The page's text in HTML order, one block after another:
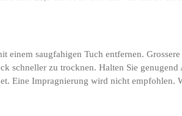
einem saugfahigen Tuch entfernen.
schneller zu trocknen. Halten Sie
Eine Impragnierung wird nicht